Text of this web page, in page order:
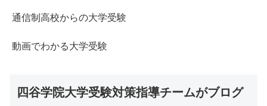
通信制高校からの大学受験
動画でわかる大学受験
四谷学院大学受験対策指導チームがブログ